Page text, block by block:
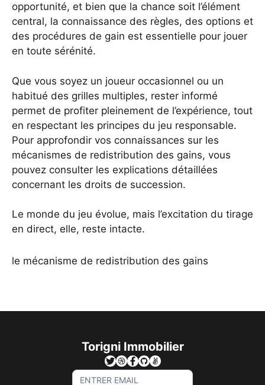
opportunité, et bien que la chance soit l’élément
central, la connaissance des règles, des options et
des procédures de gain est essentielle pour jouer
en toute sérénité.
Que vous soyez un joueur occasionnel ou un
habitué des grilles multiples, rester informé
permet de profiter pleinement de l’expérience, tout
en respectant les principes du jeu responsable.
Pour approfondir vos connaissances sur les
mécanismes de redistribution des gains, vous
pouvez consulter les explications détaillées
concernant les droits de succession.
Le monde du jeu évolue, mais l’excitation du tirage
en direct, elle, reste intacte.
le mécanisme de redistribution des gains
Torigni Immobilier
Sign